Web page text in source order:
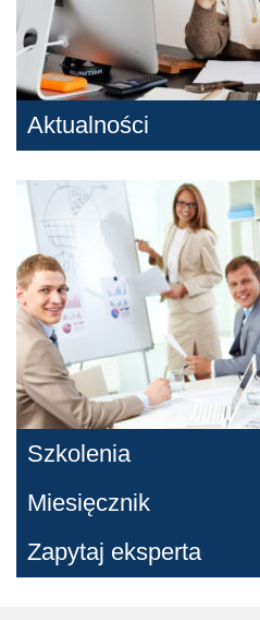
Aktualności
Szkolenia
Miesięcznik
Zapytaj eksperta